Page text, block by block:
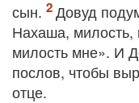
сын.
Довуд
Нахаша, милость,
милость мне». И
послов, чтобы
отце.